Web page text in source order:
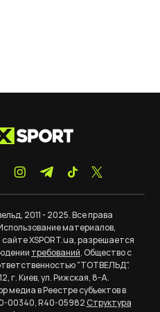
2011 - 2025. Все права
материалов,
XSPORT.ua, разрешается
требований. Общество с
"ТОТВЕЛЬД".
г. Киев, ул. Рижская, 8-А.
медиа в Реестре субъектов в
00340, R40-05982Структура